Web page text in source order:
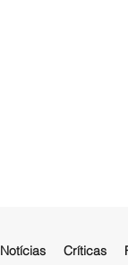
Notícias Críticas